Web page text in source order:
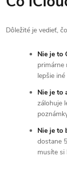
Dôležité je vedieť,
Nie je to
primárne
lepšie
Nie je to
zálohuje
Nie je to
dostane
musíte si